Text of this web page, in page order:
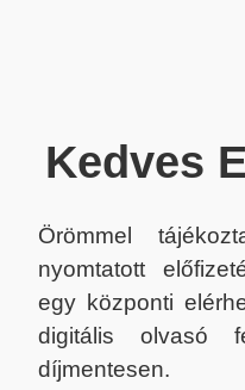
Kedves
Örömmel
nyomtatott
egy központi
digitális olvasó
díjmentesen.